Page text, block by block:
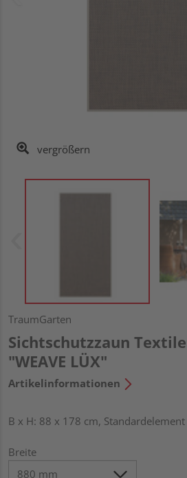
vergrößern
TraumGarten
Sichtschutzzaun
"WEAVE LÜX"
Artikelinformationen
B x H: 88 x 178 cm,
Breite